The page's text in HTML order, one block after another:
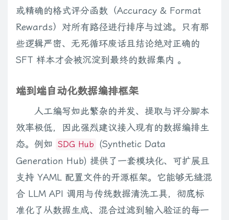
或精确的格式评分函数（Accuracy & Format
Rewards）对所有路径进行排序与过滤。只有那
些逻辑严密、无死循环废话且结论绝对正确的
SFT 样本才会被沉淀到最终的数据集内 。
端到端自动化数据编排框架
人工编写如此繁杂的并发、提取与评分脚本
效率极低，因此强烈建议接入现有的数据编排生
态。例如 SDG Hub
(Synthetic Data
Generation Hub) 提供了一套模块化、可扩展且
支持 YAML 配置文件的开源框架。它能够无缝混
合 LLM API 调用与传统数据清洗工具，彻底标
准化了从数据生成、混合过滤到输入验证的每一